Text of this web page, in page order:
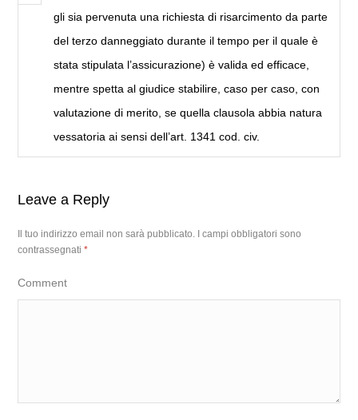
gli sia pervenuta una richiesta di risarcimento da parte
del terzo danneggiato durante il tempo per il quale è
stata stipulata l’assicurazione) è valida ed efficace,
mentre spetta al giudice stabilire, caso per caso, con
valutazione di merito, se quella clausola abbia natura
vessatoria ai sensi dell’art. 1341 cod. civ.
Leave a Reply
Il tuo indirizzo email non sarà pubblicato.
I campi obbligatori sono
contrassegnati*
Comment